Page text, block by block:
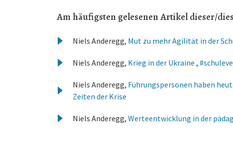
Am häufigsten gelesenen Artikel dieser/
Niels Anderegg, Mut zu mehr Agilität in der
Niels Anderegg, Krieg in der Ukraine ,
Niels Anderegg, Führungspersonen haben
Zeiten der Krise
Niels Anderegg, Werteentwicklung in der